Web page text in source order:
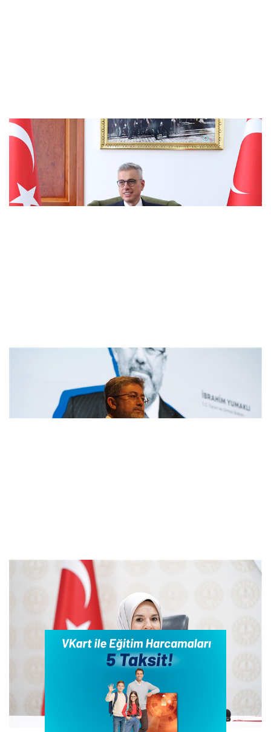
Bakan Memişoğlu'ndan üniversite
adaylarına mesaj: Hayallerinizden asla
vazgeçmeyin
Bakan Yumaklı: Mücadelemiz Yeşil
Vatan'daki her canı korumaktır
Bakan Göktaş: Bahçelievler Sosyal Hizmet
Kampüsü'nde yeni hizmet birimleri açıldı